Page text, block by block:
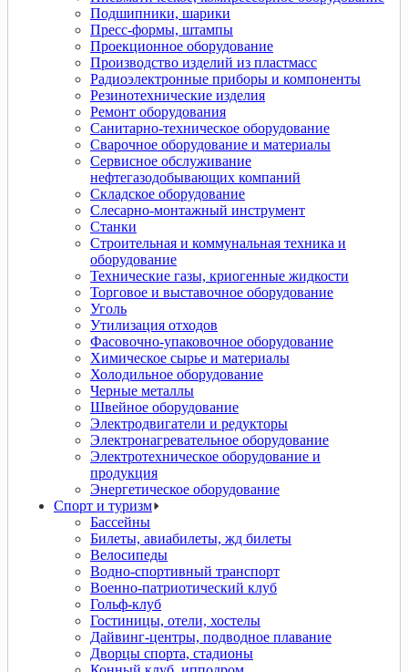
Подшипники, шарики
Пресс-формы, штампы
Проекционное оборудование
Производство изделий из пластмасс
Радиоэлектронные приборы и компоненты
Резинотехнические изделия
Ремонт оборудования
Санитарно-техническое оборудование
Сварочное оборудование и материалы
Сервисное обслуживание
нефтегазодобывающих компаний
Складское оборудование
Слесарно-монтажный инструмент
Станки
Строительная и коммунальная техника и
оборудование
Технические газы, криогенные жидкости
Торговое и выставочное оборудование
Уголь
Утилизация отходов
Фасовочно-упаковочное оборудование
Химическое сырье и материалы
Холодильное оборудование
Черные металлы
Швейное оборудование
Электродвигатели и редукторы
Электронагревательное оборудование
Электротехническое оборудование и
продукция
Энергетическое оборудование
Спорт и туризм
Бассейны
Билеты, авиабилеты, жд билеты
Велосипеды
Водно-спортивный транспорт
Военно-патриотический клуб
Гольф-клуб
Гостиницы, отели, хостелы
Дайвинг-центры, подводное плавание
Дворцы спорта, стадионы